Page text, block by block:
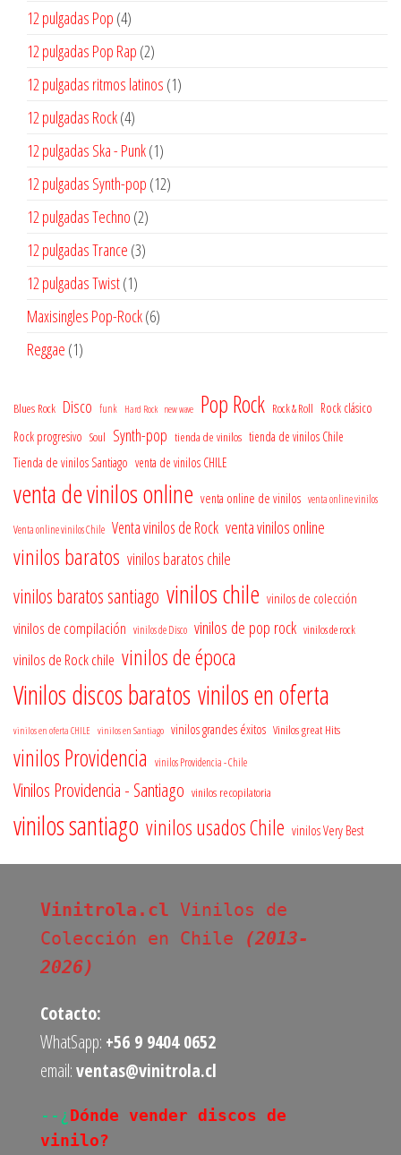
12 pulgadas Pop 44
productos
12 pulgadas Pop Rap 22
productos
12 pulgadas ritmos latinos 11
12 pulgadas Rock 44
productos
12 pulgadas Ska - Punk 11
producto
12 pulgadas Synth-pop 1212
12 pulgadas Techno 22
productos
12 pulgadas Trance 33
12 pulgadas Twist 11
producto
Maxisingles Pop-Rock 66
Reggae 11
Blues Rock Disco funk Hard Rock new wave Pop Rock Rock & Roll Rock clásico
Rock progresivo Soul Synth-pop tienda de vinilos tienda de vinilos Chile
Tienda de vinilos Santiago venta de vinilos CHILE
venta de vinilos online venta online de vinilos venta online vinilos
Venta online vinilos Chile Venta vinilos de Rock venta vinilos online
vinilos baratos vinilos baratos chile
vinilos baratos santiago vinilos chile vinilos de colección
vinilos de compilación vinilos de Disco vinilos de pop rock vinilos de rock
vinilos de Rock chile vinilos de época
Vinilos discos baratos vinilos en oferta
vinilos en oferta CHILE vinilos en Santiago vinilos grandes éxitos Vinilos great Hits
vinilos Providencia vinilos Providencia - Chile
Vinilos Providencia - Santiago vinilos recopilatoria
vinilos santiago vinilos usados Chile vinilos Very Best
Vinitrola.cl Vinilos de
Colección en Chile
(2013-
2026)
Cotacto:
WhatSapp: +56 9 9404 0652
email:ventas@vinitrola.cl
--¿ Dónde vender discos de
vinilo?